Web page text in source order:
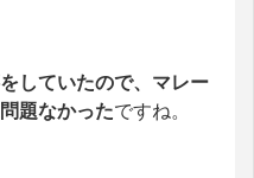
していたので、マレー
題なかったですね。